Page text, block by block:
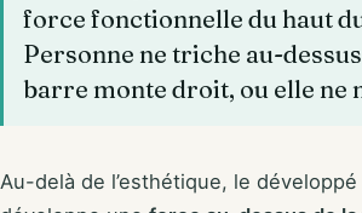
force fonctionnelle du haut
Personne ne triche au-
barre monte droit, ou elle ne
Au-delà de l’esthétique, le